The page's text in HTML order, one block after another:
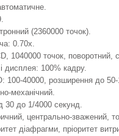
(2360000 точок).
0.70x.
1040000 точок, поворотний,
дисплея: 100% кадру.
100-40000, розширення до
механічний.
30 до 1/4000 секунд.
центрально-зважений,
діафрагми, пріоритет